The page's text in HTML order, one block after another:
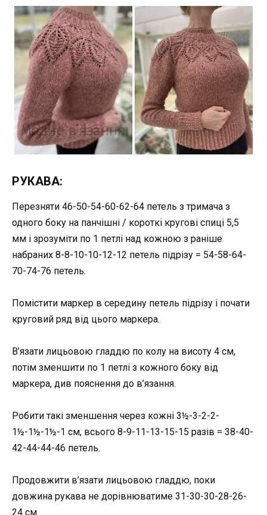
РУКАВА:
Перезняти 46-50-54-60-62-64 петель з тримача з
одного боку на панчішні / короткі кругові спиці 5,5
мм і зрозуміти по 1 петлі над кожною з раніше
набраних 8-8-10-10-12-12 петель підрізу = 54-58-64-
70-74-76 петель.
Помістити маркер в середину петель підрізу і почати
круговий ряд від цього маркера.
В’язати лицьовою гладдю по колу на висоту 4 см,
потім зменшити по 1 петлі з кожного боку від
маркера, див пояснення до в’язання.
Робити такі зменшення через кожні 3½-3-2-2-
1½-1½-1½-1 см, всього 8-9-11-13-15-15 разів = 38-40-
42-44-44-46 петель.
Продовжити в’язати лицьовою гладдю, поки
довжина рукава не дорівнюватиме 31-30-30-28-26-
24 см.